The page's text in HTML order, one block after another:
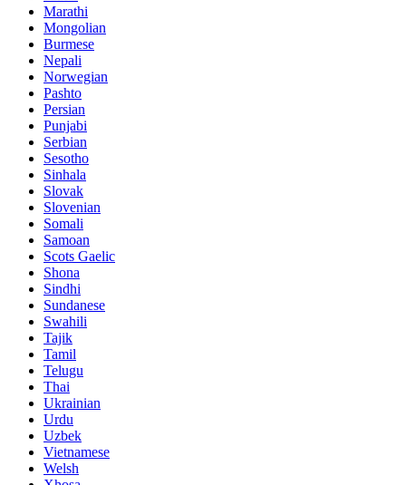
Marathi
Mongolian
Burmese
Nepali
Norwegian
Pashto
Persian
Punjabi
Serbian
Sesotho
Sinhala
Slovak
Slovenian
Somali
Samoan
Scots Gaelic
Shona
Sindhi
Sundanese
Swahili
Tajik
Tamil
Telugu
Thai
Ukrainian
Urdu
Uzbek
Vietnamese
Welsh